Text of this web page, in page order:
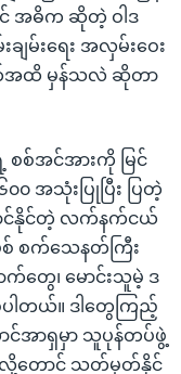
င် အဓိက ဆိုတဲ့ ဝါဒ
ချမ်းရေး အလှမ်းဝေး
အထိ မှန်သလဲ ဆိုတာ
ရဲ့ စစ်အင်အားကို မြင်
အသုံးပြုပြီး ပြတဲ့
ာင်နိုင်တဲ့ လက်နက်ငယ်
စက်သေနတ်ကြီး
တွေ၊ မောင်းသူမဲ့ ဒ
ပါတယ်။ ဒါတွေကြည့်
ာင်အာရှမှာ သူပုန်တပ်ဖွဲ့
ပွဲလို့တောင် သတ်မှတ်နိုင်